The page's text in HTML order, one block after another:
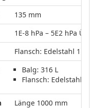
135 mm
1E-8 hPa – 5E2 hPa
Flansch: Edelstahl
Balg: 316 L
Flansch: Edelstahl
Länge 1000 mm